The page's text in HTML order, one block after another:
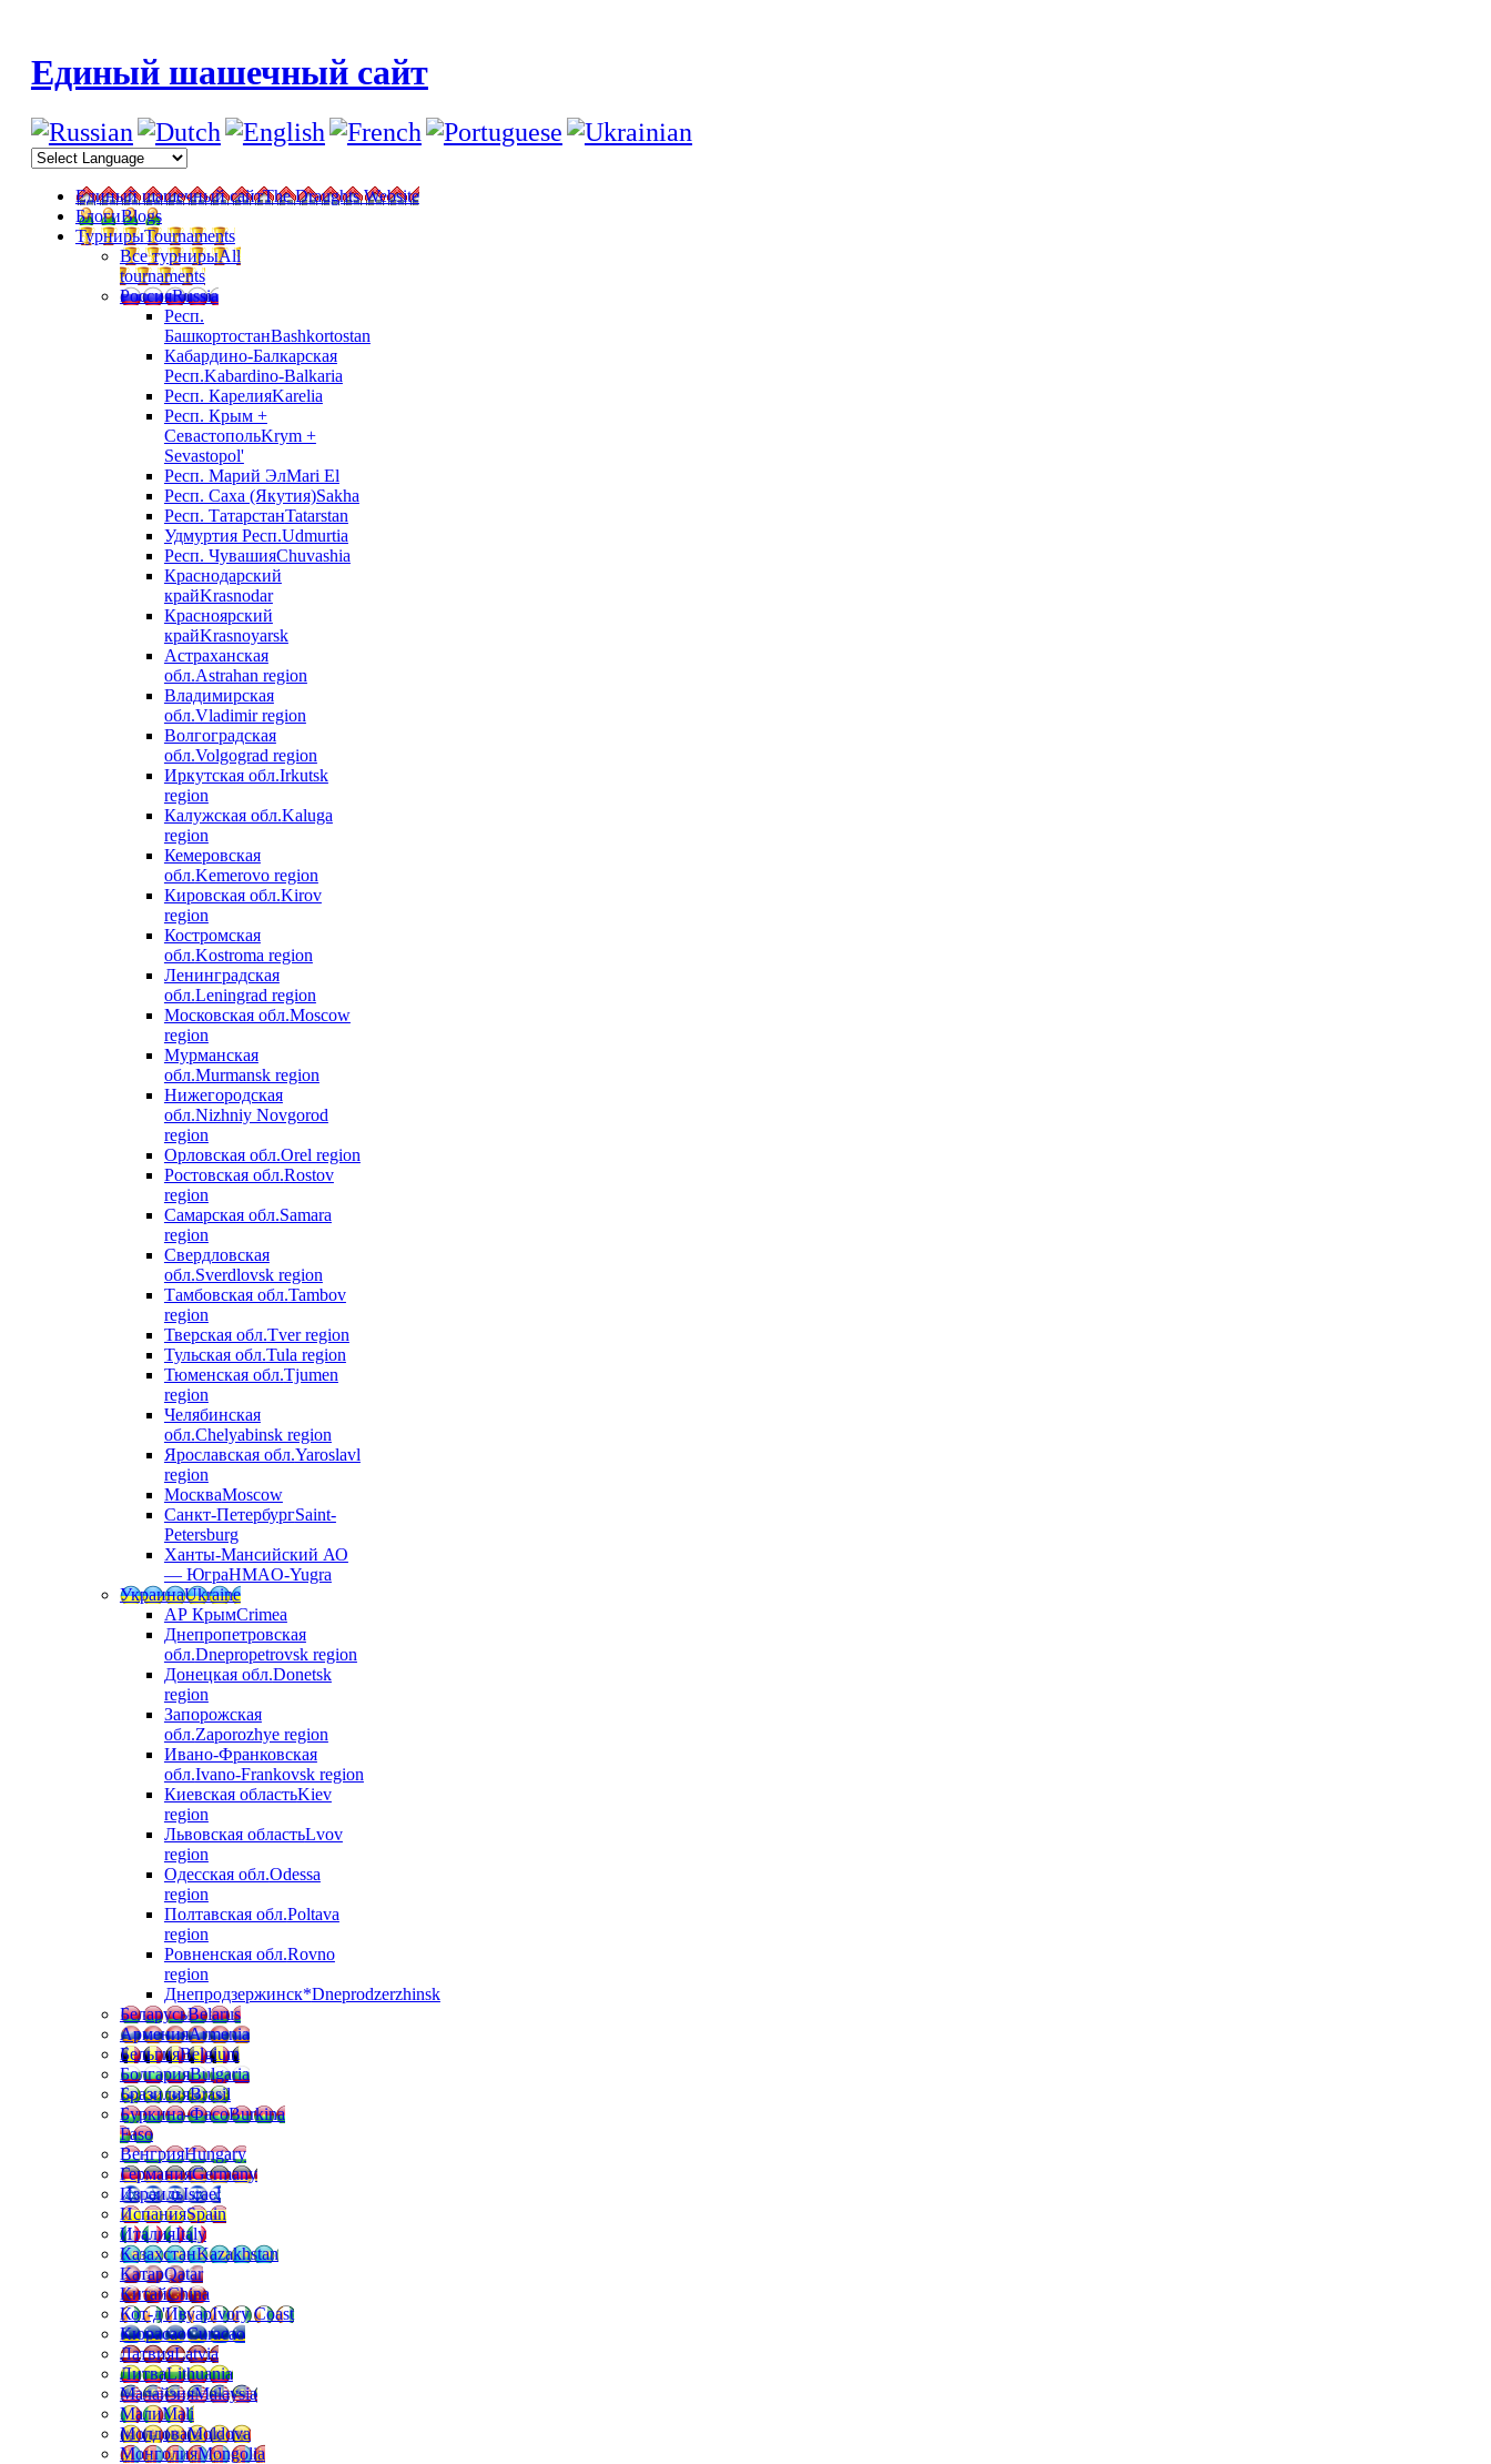
Единый шашечный сайт
Единый шашечный сайтThe Draughts Website
БлогиBlogs
ТурнирыTournaments
Все турнирыAll
tournaments
РоссияRussia
Респ.
БашкортостанBashkortostan
Кабардино-Балкарская
Респ.Kabardino-Balkaria
Респ. КарелияKarelia
Респ. Крым +
СевастопольKrym +
Sevastopol'
Респ. Марий ЭлMari El
Респ. Саха (Якутия)Sakha
Респ. ТатарстанTatarstan
Удмуртия Респ.Udmurtia
Респ. ЧувашияChuvashia
Краснодарский
крайKrasnodar
Красноярский
крайKrasnoyarsk
Астраханская
обл.Astrahan region
Владимирская
обл.Vladimir region
Волгоградская
обл.Volgograd region
Иркутская обл.Irkutsk
region
Калужская обл.Kaluga
region
Кемеровская
обл.Kemerovo region
Кировская обл.Kirov
region
Костромская
обл.Kostroma region
Ленинградская
обл.Leningrad region
Московская обл.Moscow
region
Мурманская
обл.Murmansk region
Нижегородская
обл.Nizhniy Novgorod
region
Орловская обл.Orel region
Ростовская обл.Rostov
region
Самарская обл.Samara
region
Свердловская
обл.Sverdlovsk region
Тамбовская обл.Tambov
region
Тверская обл.Tver region
Тульская обл.Tula region
Тюменская обл.Tjumen
region
Челябинская
обл.Chelyabinsk region
Ярославская обл.Yaroslavl
region
МоскваMoscow
Санкт-ПетербургSaint-
Petersburg
Ханты-Мансийский АО
— ЮграHMAO-Yugra
УкраинаUkraine
АР КрымCrimea
Днепропетровская
обл.Dnepropetrovsk region
Донецкая обл.Donetsk
region
Запорожская
обл.Zaporozhye region
Ивано-Франковская
обл.Ivano-Frankovsk region
Киевская областьKiev
region
Львовская областьLvov
region
Одесская обл.Odessa
region
Полтавская обл.Poltava
region
Ровненская обл.Rovno
region
Днепродзержинск*Dneprodzerzhinsk
БеларусьBelarus
АрменияArmenia
БельгияBelgium
БолгарияBulgaria
БразилияBrasil
Буркина-ФасоBurkina
Faso
ВенгрияHungary
ГерманияGermany
ИзраильIsrael
ИспанияSpain
ИталияItaly
КазахстанKazakhstan
КатарQatar
КитайChina
Кот-д'ИвуарIvory Coast
КюрасаоCuracao
ЛатвияLatvia
ЛитваLithuania
МалайзияMalaysia
МалиMali
МолдоваMoldova
МонголияMongolia